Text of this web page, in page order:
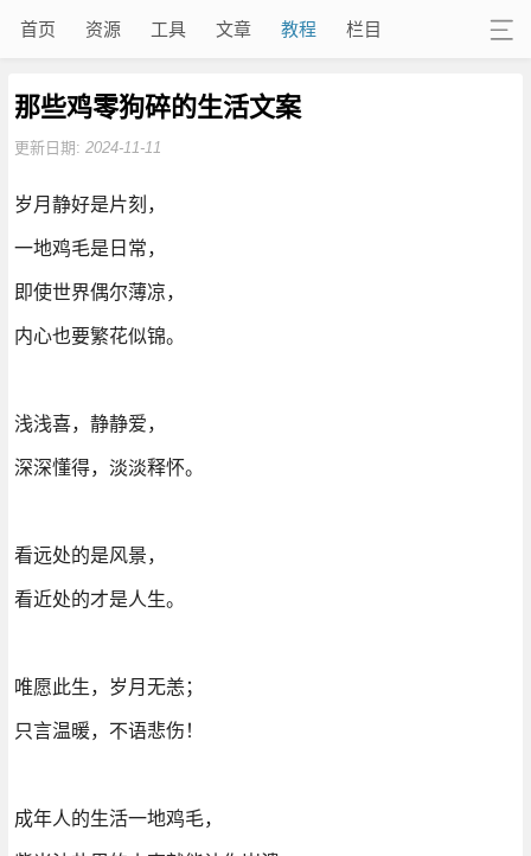
首页 资源 工具 文章 教程 栏目
那些鸡零狗碎的生活文案
更新日期: 2024-11-11
岁月静好是片刻，
一地鸡毛是日常，
即使世界偶尔薄凉，
内心也要繁花似锦。
浅浅喜，静静爱，
深深懂得，淡淡释怀。
看远处的是风景，
看近处的才是人生。
唯愿此生，岁月无恙；
只言温暖，不语悲伤！
成年人的生活一地鸡毛，